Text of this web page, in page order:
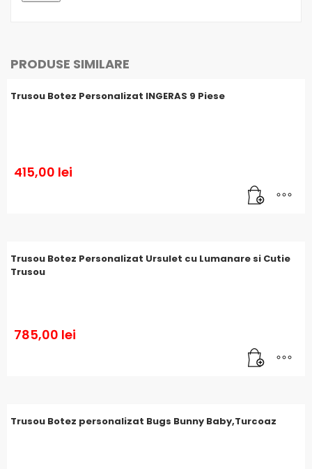
PRODUSE SIMILARE
Trusou Botez Personalizat INGERAS 9 Piese
415,00 lei
Trusou Botez Personalizat Ursulet cu Lumanare si Cutie
Trusou
785,00 lei
Trusou Botez personalizat Bugs Bunny Baby,Turcoaz